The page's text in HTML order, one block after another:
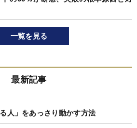
一覧を見る
最新記事
人」をあっさり動かす方法